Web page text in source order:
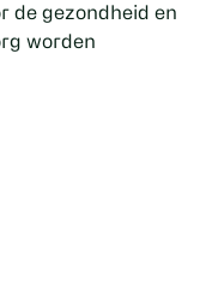
de gezondheid en
worden